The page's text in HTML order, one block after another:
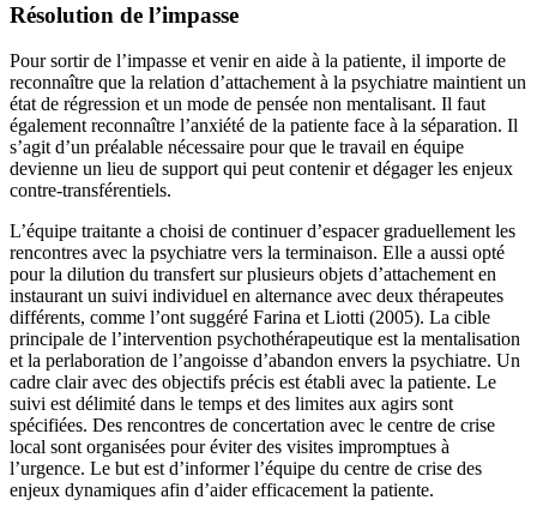
Résolution de l’impasse
Pour sortir de l’impasse et venir en aide à la patiente, il importe de
reconnaître que la relation d’attachement à la psychiatre maintient un
état de régression et un mode de pensée non mentalisant. Il faut
également reconnaître l’anxiété de la patiente face à la séparation. Il
s’agit d’un préalable nécessaire pour que le travail en équipe
devienne un lieu de support qui peut contenir et dégager les enjeux
contre-transférentiels.
L’équipe traitante a choisi de continuer d’espacer graduellement les
rencontres avec la psychiatre vers la terminaison. Elle a aussi opté
pour la dilution du transfert sur plusieurs objets d’attachement en
instaurant un suivi individuel en alternance avec deux thérapeutes
différents, comme l’ont suggéré Farina et Liotti (2005). La cible
principale de l’intervention psychothérapeutique est la mentalisation
et la perlaboration de l’angoisse d’abandon envers la psychiatre. Un
cadre clair avec des objectifs précis est établi avec la patiente. Le
suivi est délimité dans le temps et des limites aux agirs sont
spécifiées. Des rencontres de concertation avec le centre de crise
local sont organisées pour éviter des visites impromptues à
l’urgence. Le but est d’informer l’équipe du centre de crise des
enjeux dynamiques afin d’aider efficacement la patiente.